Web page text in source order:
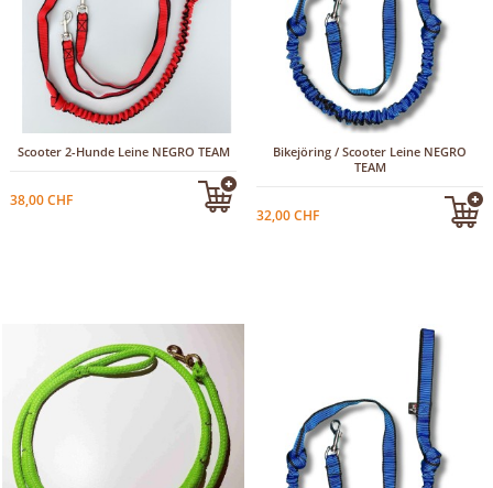
Scooter 2-Hunde Leine NEGRO TEAM
38,00 CHF
Bikejöring / Scooter Leine NEGRO
TEAM
32,00 CHF